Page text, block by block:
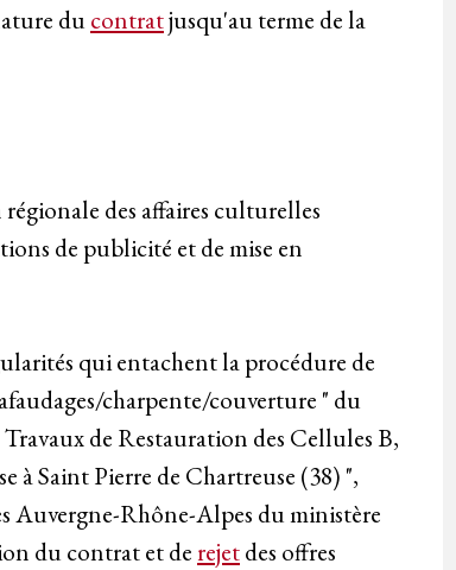
ducontratjusqu'au terme de la
des affaires culturelles
de publicité et de mise en
qui entachent la procédure de
charpente/couverture " du
de Restauration des Cellules B,
à Saint Pierre de Chartreuse (38) ",
Auvergne-Rhône-Alpes du ministère
du contrat et derejetdes offres